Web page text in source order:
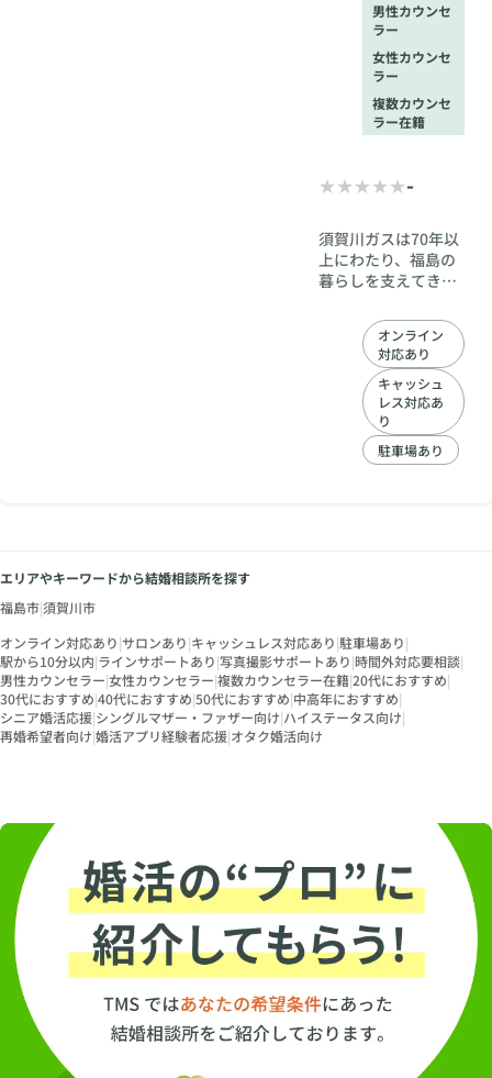
約1000坪の畑で実っ
た野菜を使ったBBQ
など、自然と融合し
たイベントを提供
し、実際に異性と話
す事が可能な機会の
まJapanで婚活をし
ご成婚を2人3脚で目
指しましょう。
男性カウンセ
ラー
女性カウンセ
ラー
複数カウンセ
ラー在籍
-
須賀川ガスは70年以
上にわたり、福島の
暮らしを支えてきた
その信頼とネットワ
ークを活かし、地域
に根ざした婚活支援
を提供します。全国
型の相談所とは異な
り、地元ならではの
きめ細やかなサポー
トを実現。価値観や
オンライン
対応あり
キャッシュ
レス対応あ
り
駐車場あり
エリアやキーワードから結婚相談所を探す
福島市|須賀川市
オンライン対応あり|サロンあり|キャッシュレス対応あり|駐車場あり|
駅から10分以内|ラインサポートあり|写真撮影サポートあり|時間外対応要相談|
男性カウンセラー|女性カウンセラー|複数カウンセラー在籍|20代におすすめ|
30代におすすめ|40代におすすめ|50代におすすめ|中高年におすすめ|
シニア婚活応援|シングルマザー・ファザー向け|ハイステータス向け|
再婚希望者向け|婚活アプリ経験者応援|オタク婚活向け